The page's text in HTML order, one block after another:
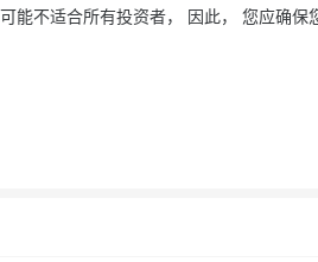
能不适合所有投资者， 因此， 您应确保